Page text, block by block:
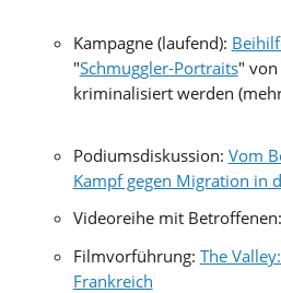
Kampagne (laufend):
"Schmuggler-Portraits" von
kriminalisiert werden
Podiumsdiskussion: Vom
Kampf gegen Migration in
Videoreihe mit Betroffenen:
Filmvorführung: The
Frankreich